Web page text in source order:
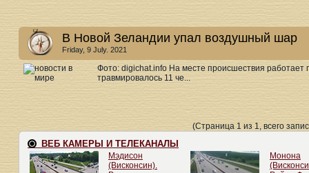
В Новой Зеландии упал воздушный шар
Friday, 9 July. 2021
Фото: digichat.info На месте происшествия
травмировалось 11 че...
(Страница 1 из 1, всего